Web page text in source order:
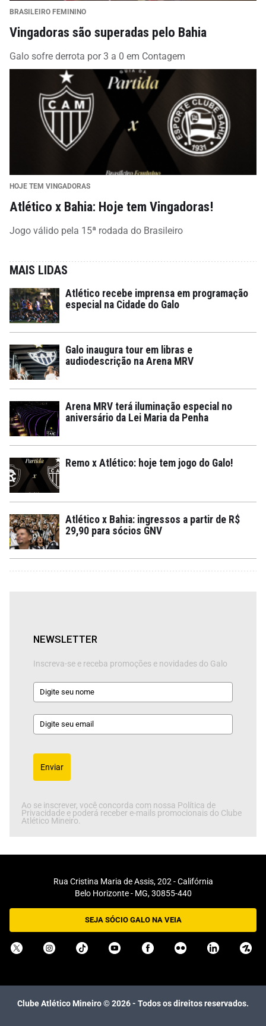
BRASILEIRO FEMININO
Vingadoras são superadas pelo Bahia
Galo sofre derrota por 3 a 0 em Contagem
HOJE TEM VINGADORAS
Atlético x Bahia: Hoje tem Vingadoras!
Jogo válido pela 15ª rodada do Brasileiro
MAIS LIDAS
Atlético recebe imprensa em programação
especial na Cidade do Galo
Galo inaugura tour em libras e
audiodescrição na Arena MRV
Arena MRV terá iluminação especial no
aniversário da Lei Maria da Penha
Remo x Atlético: hoje tem jogo do Galo!
Atlético x Bahia: ingressos a partir de R$
29,90 para sócios GNV
NEWSLETTER
Inscreva-se e receba promoções e novidades do Galo
Enviar
Ao se inscrever, você concorda com nossa Política de
Privacidade e poderá receber e-mails promocionais do Clube
Atlético Mineiro.
Rua Cristina Maria de Assis, 202 - Califórnia
Belo Horizonte - MG, 30855-440
SEJA SÓCIO GALO NA VEIA
Clube Atlético Mineiro ©2026- Todos os direitos reservados.